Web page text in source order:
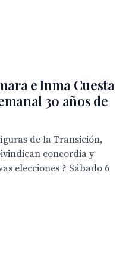
e Inma Cuesta
30 años de
de la Transición,
concordia y
elecciones ? Sábado 6